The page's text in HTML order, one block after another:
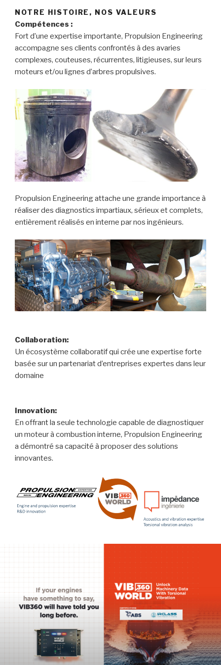
NOTRE HISTOIRE, NOS VALEURS
Compétences :
Fort d’une expertise importante, Propulsion Engineering
accompagne ses clients confrontés à des avaries
complexes, couteuses, récurrentes, litigieuses, sur leurs
moteurs et/ou lignes d’arbres propulsives.
Propulsion Engineering attache une grande importance à
réaliser des diagnostics impartiaux, sérieux et complets,
entièrement réalisés en interne par nos ingénieurs.
Collaboration:
Un écosystème collaboratif qui crée une expertise forte
basée sur un partenariat d’entreprises expertes dans leur
domaine
Innovation:
En offrant la seule technologie capable de diagnostiquer
un moteur à combustion interne, Propulsion Engineering
a démontré sa capacité à proposer des solutions
innovantes.